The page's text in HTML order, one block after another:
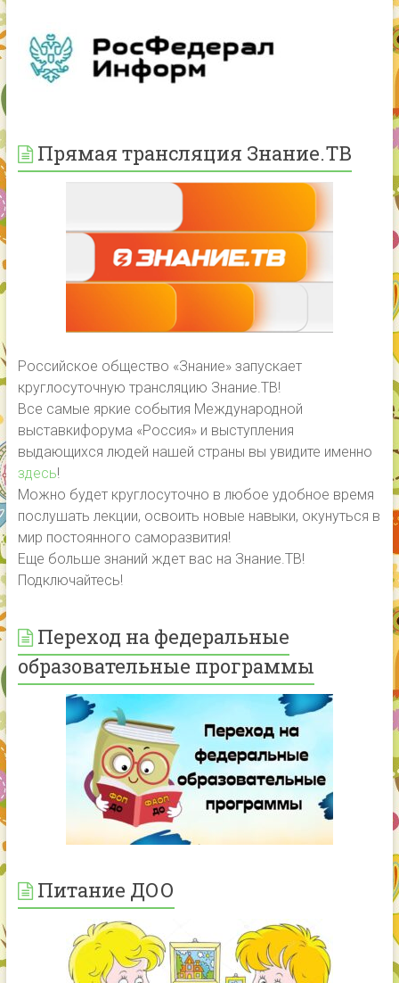
Прямая трансляция Знание.ТВ
Российское общество «Знание» запускает
круглосуточную трансляцию Знание.ТВ!
Все самые яркие события Международной
выставкифорума «Россия» и выступления
выдающихся людей нашей страны вы увидите именно
здесь!
Можно будет круглосуточно в любое удобное время
послушать лекции, освоить новые навыки, окунуться в
мир постоянного саморазвития!
Еще больше знаний ждет вас на Знание.ТВ!
Подключайтесь!
Переход на федеральные
образовательные программы
Питание ДОО